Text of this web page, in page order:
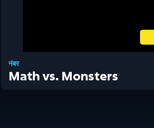
नंबर
Math vs. Monsters